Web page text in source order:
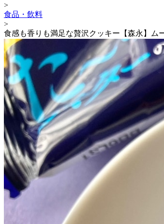
>
食品・飲料
>
食感も香りも満足な贅沢クッキー【森永】ム